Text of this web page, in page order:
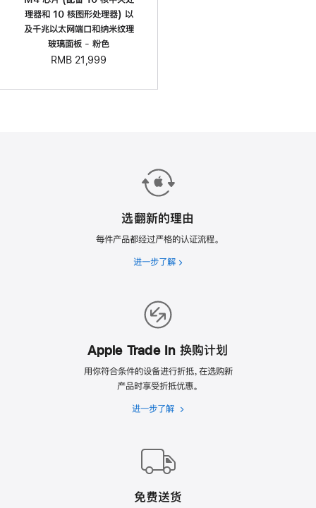
理器和 10 核图形处理器) 以
及千兆以太网端口和纳米纹理
玻璃面板 - 粉色
RMB 21,999
选翻新的理由
每件产品都经过严格的认证流程。
进一步了解 选
Apple Trade In 换购计划
用你符合条件的设备进行折抵，在选购新
产品时享受折抵优惠。
进一步了解
Apple
划
免费送货